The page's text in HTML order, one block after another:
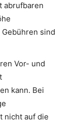
abrufbaren
Gebühren sind
Vor- und
kann. Bei
nicht auf die